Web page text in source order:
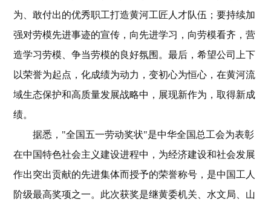
为、敢付出的优秀职工打造黄河工匠人才队伍；要持续加
强对劳模先进事迹的宣传，向先进学习，向劳模看齐，营
造学习劳模、争当劳模的良好氛围。最后，希望公司上下
以荣誉为起点，化成绩为动力，变初心为恒心，在黄河流
域生态保护和高质量发展战略中，展现新作为，取得新成
绩。
据悉，"全国五一劳动奖状"是中华全国总工会为表彰
在中国特色社会主义建设进程中，为经济建设和社会发展
作出突出贡献的先进集体而授予的荣誉称号，是中国工人
阶级最高奖项之一。此次获奖是继黄委机关、水文局、山